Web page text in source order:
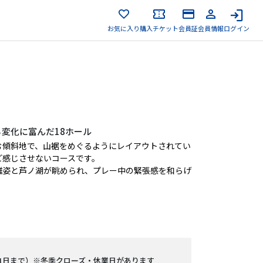
お気に入り購入チケット会員証会員情報ログイン
化に富んだ18ホール
斜地で、山裾をめぐるようにレイアウトされてい
じさせないコースです。
と芦ノ湖が眺められ、プレー中の緊張感を和らげ
まで）※冬季クローズ・休業日があります